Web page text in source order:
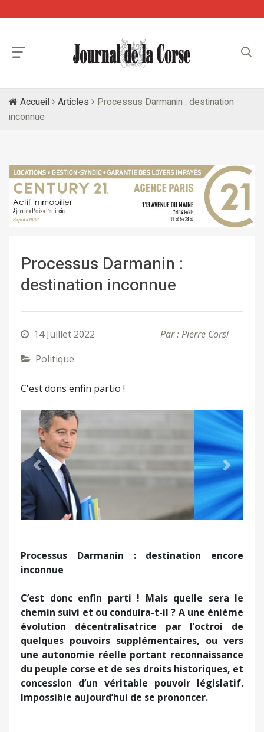
Accueil Articles
Processus Darmanin : destination
inconnue
Processus Darmanin :
destination inconnue
14 Juillet 2022
Par : Pierre Corsi
Politique
C'est dons enfin partio !
Précédent Suivant
Processus Darmanin : destination encore
inconnue
C’est donc enfin parti ! Mais quelle sera le
chemin suivi et ou conduira-t-il ? A une énième
évolution décentralisatrice par l’octroi de
quelques pouvoirs supplémentaires, ou vers
une autonomie réelle portant reconnaissance
du peuple corse et de ses droits historiques, et
concession d’un véritable pouvoir législatif.
Impossible aujourd’hui de se prononcer.